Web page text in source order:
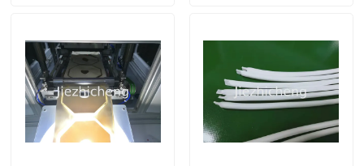
Produtos
Vídeos